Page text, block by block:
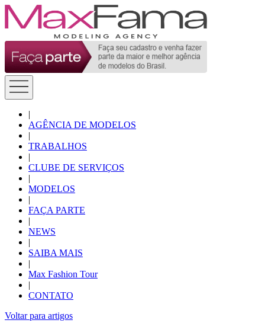
|
AGÊNCIA DE MODELOS
|
TRABALHOS
|
CLUBE DE SERVIÇOS
|
MODELOS
|
FAÇA PARTE
|
NEWS
|
SAIBA MAIS
|
Max Fashion Tour
|
CONTATO
Voltar para artigos